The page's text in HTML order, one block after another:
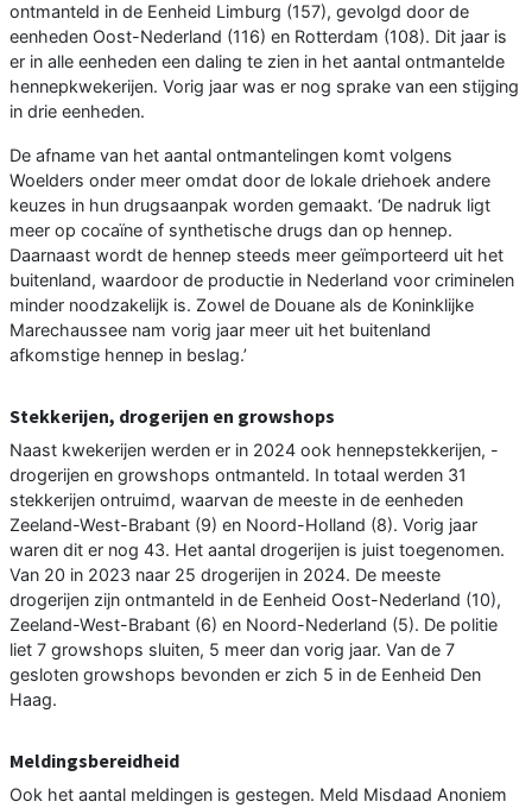
ontmanteld in de Eenheid Limburg (157), gevolgd door de
eenheden Oost-Nederland (116) en Rotterdam (108). Dit jaar is
er in alle eenheden een daling te zien in het aantal ontmantelde
hennepkwekerijen. Vorig jaar was er nog sprake van een stijging
in drie eenheden.
De afname van het aantal ontmantelingen komt volgens
Woelders onder meer omdat door de lokale driehoek andere
keuzes in hun drugsaanpak worden gemaakt. ‘De nadruk ligt
meer op cocaïne of synthetische drugs dan op hennep.
Daarnaast wordt de hennep steeds meer geïmporteerd uit het
buitenland, waardoor de productie in Nederland voor criminelen
minder noodzakelijk is. Zowel de Douane als de Koninklijke
Marechaussee nam vorig jaar meer uit het buitenland
afkomstige hennep in beslag.’
Stekkerijen, drogerijen en growshops
Naast kwekerijen werden er in 2024 ook hennepstekkerijen, -
drogerijen en growshops ontmanteld. In totaal werden 31
stekkerijen ontruimd, waarvan de meeste in de eenheden
Zeeland-West-Brabant (9) en Noord-Holland (8). Vorig jaar
waren dit er nog 43. Het aantal drogerijen is juist toegenomen.
Van 20 in 2023 naar 25 drogerijen in 2024. De meeste
drogerijen zijn ontmanteld in de Eenheid Oost-Nederland (10),
Zeeland-West-Brabant (6) en Noord-Nederland (5). De politie
liet 7 growshops sluiten, 5 meer dan vorig jaar. Van de 7
gesloten growshops bevonden er zich 5 in de Eenheid Den
Haag.
Meldingsbereidheid
Ook het aantal meldingen is gestegen. Meld Misdaad Anoniem